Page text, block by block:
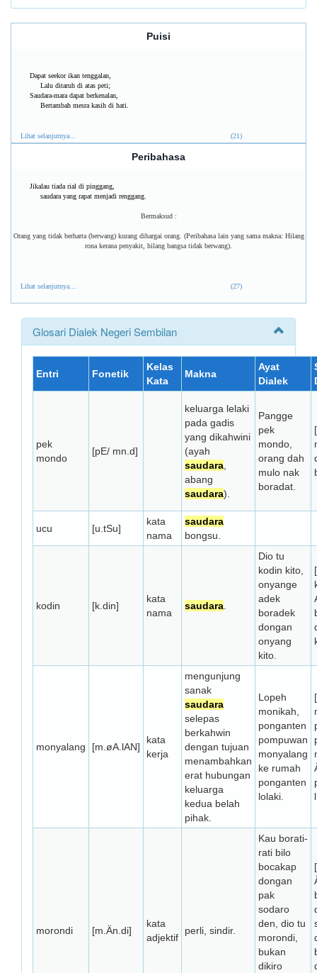
Puisi
Dapat seekor ikan tenggalan,
Lalu ditaruh di atas peti;
Saudara-mara dapat berkenalan,
Bertambah mesra kasih di hati.
Lihat selanjutnya... (21)
Peribahasa
Jikalau tiada rial di pinggang,
saudara yang rapat menjadi renggang.
Bermaksud :
Orang yang tidak berharta (berwang) kurang dihargai orang. (Peribahasa lain yang sama makna: Hilang
rona kerana penyakit, hilang bangsa tidak berwang).
Lihat selanjutnya... (27)
Glosari Dialek Negeri Sembilan
Entri Fonetik
Kelas
Kata
Makna
Ayat
Dialek
pek
mondo
[pE/ mn.d]
keluarga lelaki
pada gadis
yang dikahwini
(ayah
saudara
abang
saudara).
Pangge
pek
mondo,
orang dah
mulo nak
boradat.
ucu [u.tSu]
kata
nama
saudara
bongsu.
kodin [k.din]
kata
nama
saudara
Dio tu
kodin kito,
onyange
adek
boradek
dongan
onyang
kito.
monyalang [m.øA.lAN]
kata
kerja
mengunjung
sanak
saudara
selepas
berkahwin
dengan tujuan
menambahkan
erat hubungan
keluarga
kedua belah
pihak.
Lopeh
monikah,
ponganten
pompuwan
monyalang
ke rumah
ponganten
lolaki.
morondi [m.Än.di]
kata
adjektif
perli, sindir.
Kau borati-
rati bilo
bocakap
dongan
pak
sodaro
den, dio tu
morondi,
bukan
dikiro